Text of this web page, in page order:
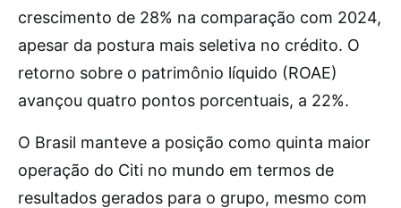
crescimento de 28% na comparação com 2024,
apesar da postura mais seletiva no crédito. O
retorno sobre o patrimônio líquido (ROAE)
avançou quatro pontos porcentuais, a 22%.
O Brasil manteve a posição como quinta maior
operação do Citi no mundo em termos de
resultados gerados para o grupo, mesmo com